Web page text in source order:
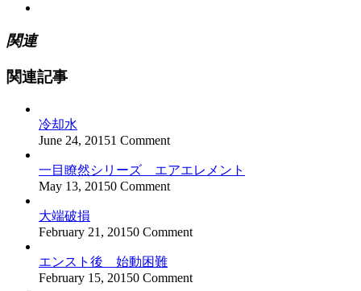
関連
関連記事
冷却水
June 24, 20151 Comment
一目瞭然シリーズ エアエレメント
May 13, 20150 Comment
大端破損
February 21, 20150 Comment
エンスト後 始動困難
February 15, 20150 Comment